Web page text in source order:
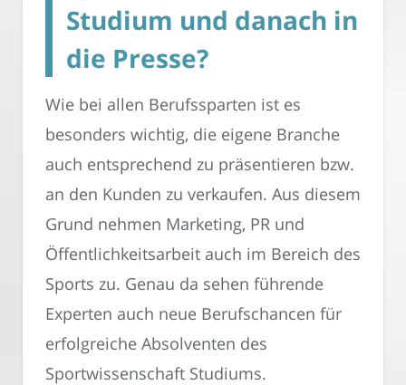
Studium und danach in
die Presse?
Wie bei allen Berufssparten ist es
besonders wichtig, die eigene Branche
auch entsprechend zu präsentieren bzw.
an den Kunden zu verkaufen. Aus diesem
Grund nehmen Marketing, PR und
Öffentlichkeitsarbeit auch im Bereich des
Sports zu. Genau da sehen führende
Experten auch neue Berufschancen für
erfolgreiche Absolventen des
Sportwissenschaft Studiums.